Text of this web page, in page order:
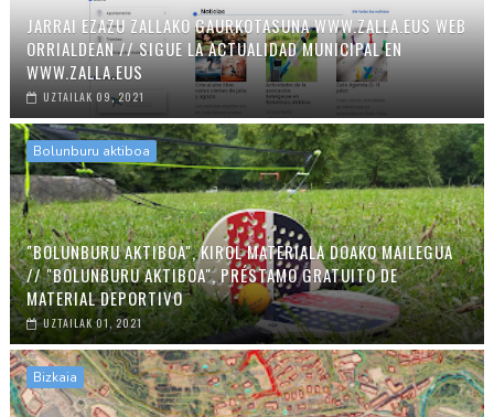
JARRAI EZAZU ZALLAKO GAURKOTASUNA WWW.ZALLA.EUS WEB
ORRIALDEAN // SIGUE LA ACTUALIDAD MUNICIPAL EN
WWW.ZALLA.EUS
UZTAILAK 09, 2021
Bolunburu aktiboa
"BOLUNBURU AKTIBOA", KIROL MATERIALA DOAKO MAILEGUA
// "BOLUNBURU AKTIBOA", PRÉSTAMO GRATUITO DE
MATERIAL DEPORTIVO
UZTAILAK 01, 2021
Bizkaia